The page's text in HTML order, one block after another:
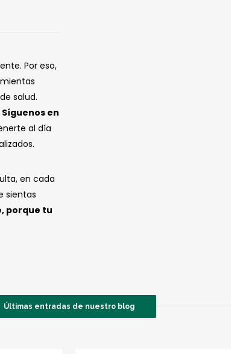
Por eso,
salud.
Síguenos en
al día
en cada
sientas
porque tu
Últimas entradas de nuestro blog